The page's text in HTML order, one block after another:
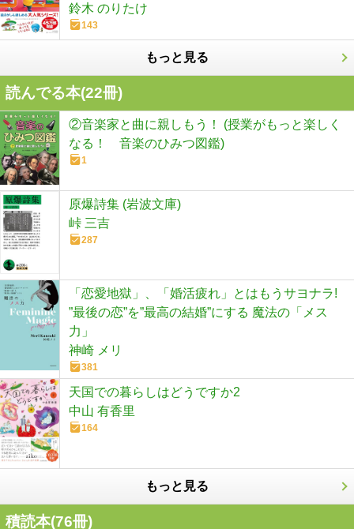
鈴木 のりたけ
143
もっと見る
読んでる本(22冊)
②音楽家と曲に親しもう！ (授業がもっと楽しく
なる！ 音楽のひみつ図鑑)
1
原爆詩集 (岩波文庫)
峠 三吉
287
「恋愛地獄」、「婚活疲れ」とはもうサヨナラ!
”最後の恋”を”最高の結婚”にする 魔法の「メス
力」
神崎 メリ
381
天国での暮らしはどうですか2
中山 有香里
164
もっと見る
積読本(76冊)